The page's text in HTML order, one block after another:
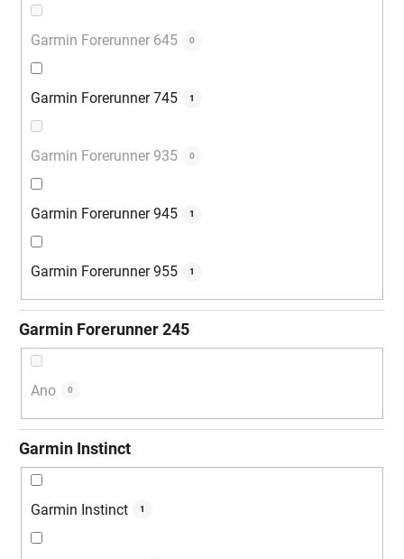
Garmin Forerunner 645 0
Garmin Forerunner 745 1
Garmin Forerunner 935 0
Garmin Forerunner 945 1
Garmin Forerunner 955 1
Garmin Forerunner 245
Ano 0
Garmin Instinct
Garmin Instinct 1